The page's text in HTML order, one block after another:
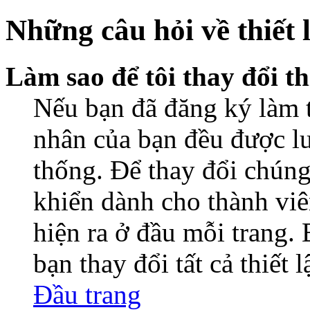
Những câu hỏi về thiết
Làm sao để tôi thay đổi
Nếu bạn đã đăng ký
nhân của bạn đều được
thống. Để thay đổi
khiển dành cho thành
hiện ra ở đầu mỗi trang.
bạn thay đổi tất cả thiết
Đầu trang